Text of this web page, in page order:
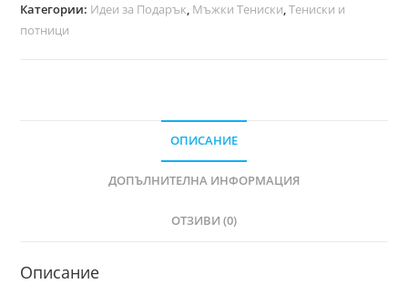
Категории: Идеи за Подарък, Мъжки Тениски,Тениски и
потници
ОПИСАНИЕ
ДОПЪЛНИТЕЛНА ИНФОРМАЦИЯ
ОТЗИВИ (0)
Описание